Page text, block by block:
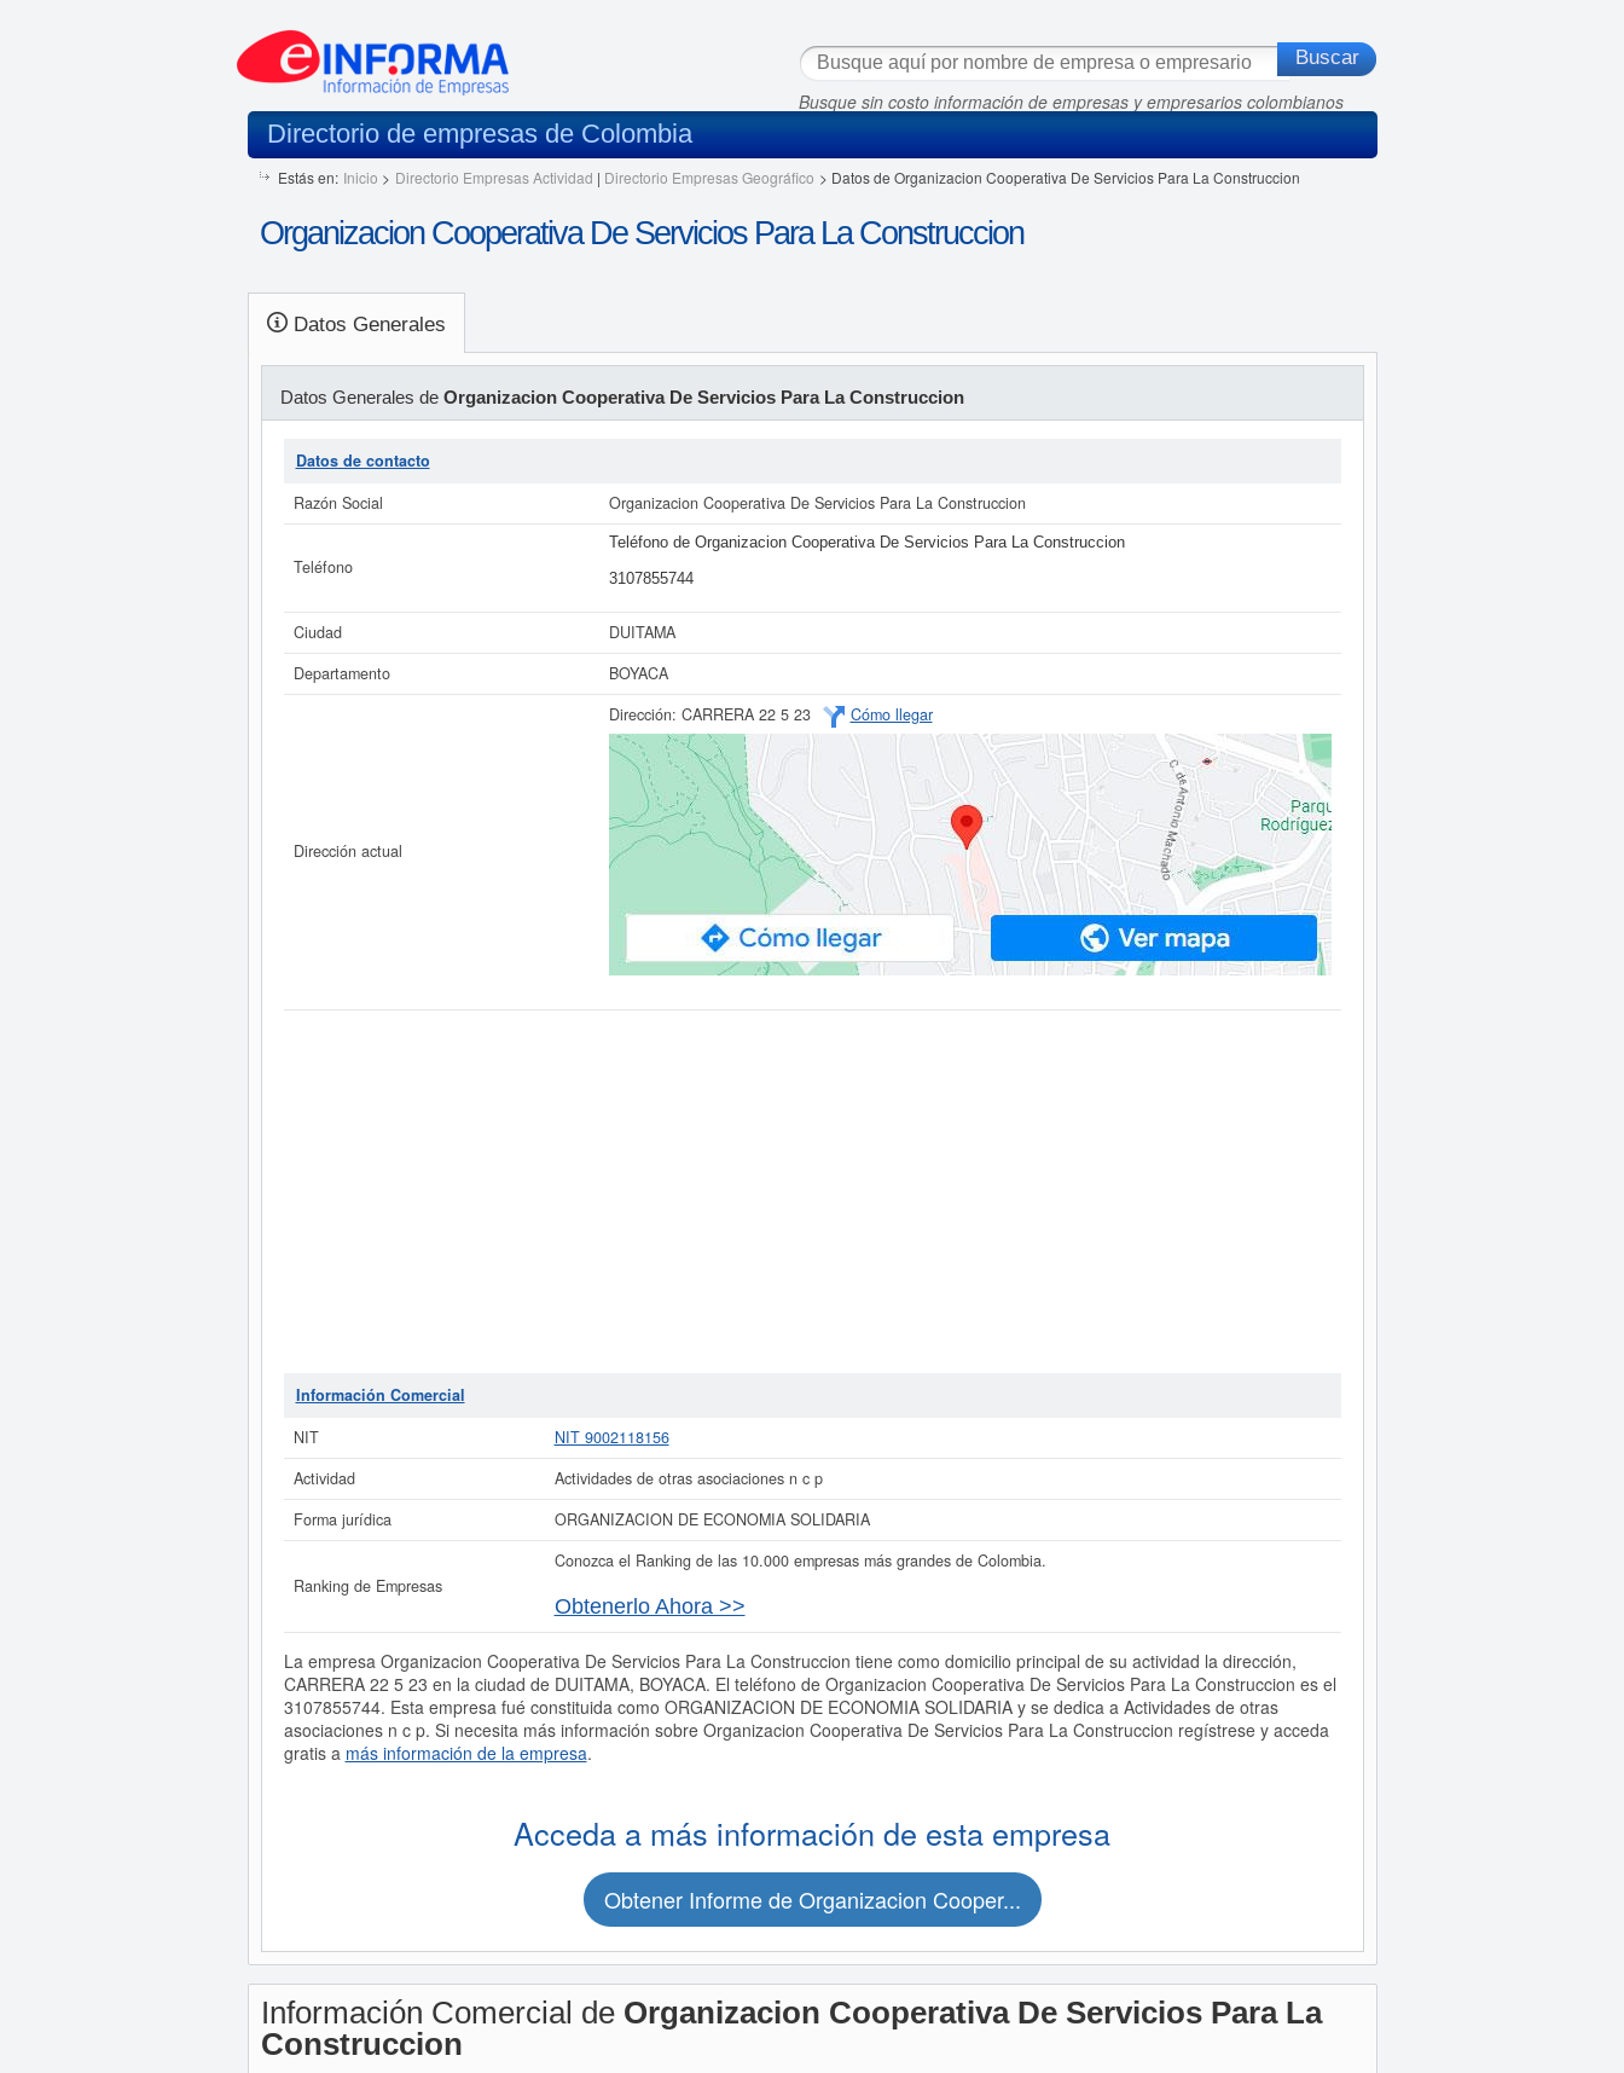
Busque sin costo información de empresas y empresarios colombianos
Directorio de empresas de Colombia
Estás en: Inicio > Directorio Empresas Actividad | Directorio Empresas Geográfico > Datos de Organizacion Cooperativa De Servicios Para La Construccion
Organizacion Cooperativa De Servicios Para La Construccion
Datos Generales
Datos Generales de Organizacion Cooperativa De Servicios Para La Construccion
Datos de contacto
Razón Social
Organizacion Cooperativa De Servicios Para La Construccion
Teléfono
Teléfono de Organizacion Cooperativa De Servicios Para La Construccion
3107855744
Ciudad
DUITAMA
Departamento
BOYACA
Dirección actual
Dirección: CARRERA 22 5 23 Cómo llegar
Información Comercial
NIT
NIT 9002118156
Actividad
Actividades de otras asociaciones n c p
Forma jurídica
ORGANIZACION DE ECONOMIA SOLIDARIA
Ranking de Empresas
Conozca el Ranking de las 10.000 empresas más grandes de Colombia.
Obtenerlo Ahora >>
La empresa Organizacion Cooperativa De Servicios Para La Construccion tiene como domicilio principal de su actividad la dirección,
CARRERA 22 5 23 en la ciudad de DUITAMA, BOYACA. El teléfono de Organizacion Cooperativa De Servicios Para La Construccion es el
3107855744. Esta empresa fué constituida como ORGANIZACION DE ECONOMIA SOLIDARIA y se dedica a Actividades de otras
asociaciones n c p. Si necesita más información sobre Organizacion Cooperativa De Servicios Para La Construccion regístrese y acceda
gratis a más información de la empresa.
Acceda a más información de esta empresa
Obtener Informe de Organizacion Cooper...
Información Comercial de Organizacion Cooperativa De Servicios Para La
Construccion